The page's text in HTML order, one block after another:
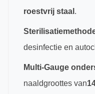
roestvrij staal .
desinfectie en
Multi-Gauge
naaldgroottes van